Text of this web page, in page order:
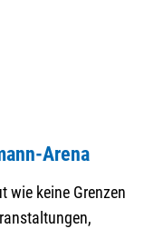
Arena
wie keine Grenzen